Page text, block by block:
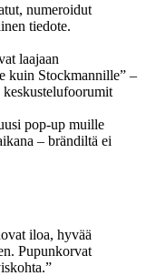
numeroidut
tiedote.
laajaan
kuin Stockmannille” –
pop-up muille
– brändiltä ei
iloa, hyvää
Pupunkorvat